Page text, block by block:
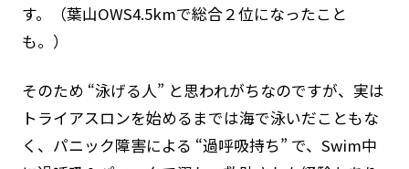
ライフセービングの活動ガイドライン
ライフセービングスポーツ
す。（葉山OWS4.5kmで総合２位になったこと
も。）
そのため “泳げる人” と思われがちなのですが、実は
トライアスロンを始めるまでは海で泳いだこともな
く、パニック障害による “過呼吸持ち” で、Swim中